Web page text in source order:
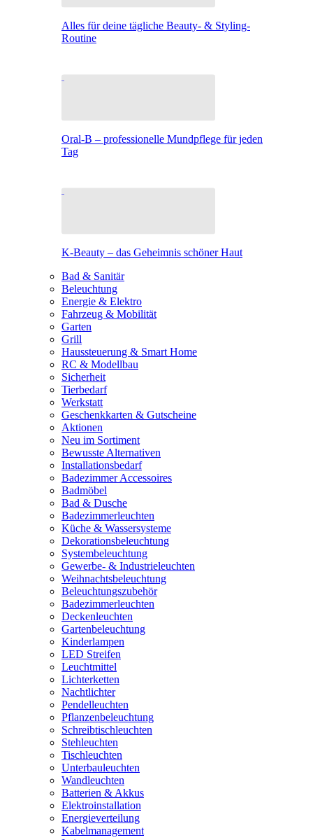
Alles für deine tägliche Beauty- & Styling-
Routine
Oral-B – professionelle Mundpflege für jeden
Tag
K-Beauty – das Geheimnis schöner Haut
Bad & Sanitär
Beleuchtung
Energie & Elektro
Fahrzeug & Mobilität
Garten
Grill
Haussteuerung & Smart Home
RC & Modellbau
Sicherheit
Tierbedarf
Werkstatt
Geschenkkarten & Gutscheine
Aktionen
Neu im Sortiment
Bewusste Alternativen
Installationsbedarf
Badezimmer Accessoires
Badmöbel
Bad & Dusche
Badezimmerleuchten
Küche & Wassersysteme
Dekorationsbeleuchtung
Systembeleuchtung
Gewerbe- & Industrieleuchten
Weihnachtsbeleuchtung
Beleuchtungszubehör
Badezimmerleuchten
Deckenleuchten
Gartenbeleuchtung
Kinderlampen
LED Streifen
Leuchtmittel
Lichterketten
Nachtlichter
Pendelleuchten
Pflanzenbeleuchtung
Schreibtischleuchten
Stehleuchten
Tischleuchten
Unterbauleuchten
Wandleuchten
Batterien & Akkus
Elektroinstallation
Energieverteilung
Kabelmanagement